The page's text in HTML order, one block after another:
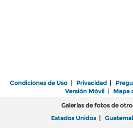
Condiciones de Uso Privacidad
Versión Móvil| Mapa
Galerías de fotos de
Estados Unidos